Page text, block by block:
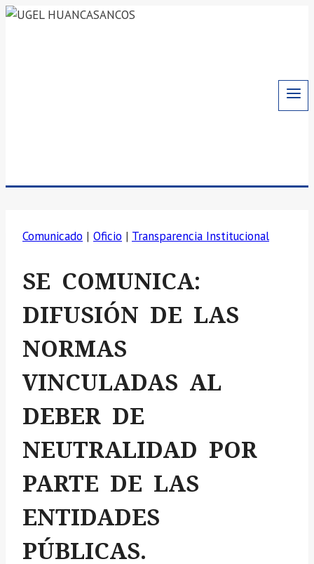
Saltar
Comunicado | Oficio | Transparencia Institucional
SE COMUNICA:
DIFUSIÓN DE LAS
NORMAS
VINCULADAS AL
DEBER DE
NEUTRALIDAD POR
PARTE DE LAS
ENTIDADES
PÚBLICAS.